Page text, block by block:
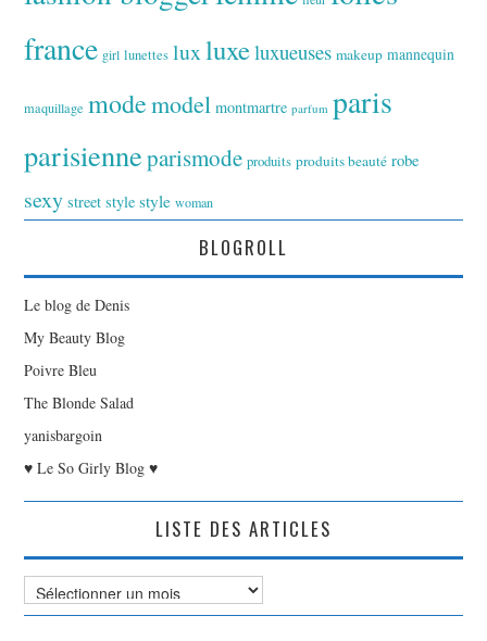
france girl lunettes luxluxeluxueuses makeup mannequin
maquillage modemodel montmartre parfum paris
parisienneparismode produits produits beauté robe
sexy street style style woman
BLOGROLL
Le blog de Denis
My Beauty Blog
Poivre Bleu
The Blonde Salad
yanisbargoin
♥ Le So Girly Blog ♥
LISTE DES ARTICLES
Liste
des